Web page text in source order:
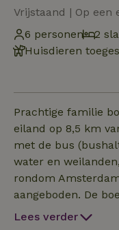
Vrijstaand | Op een
6 personen
2
Huisdieren
Prachtige familie
eiland op 8,5 km
met de bus
water en
rondom
aangeboden. De
inrichting dateert
Lees verder